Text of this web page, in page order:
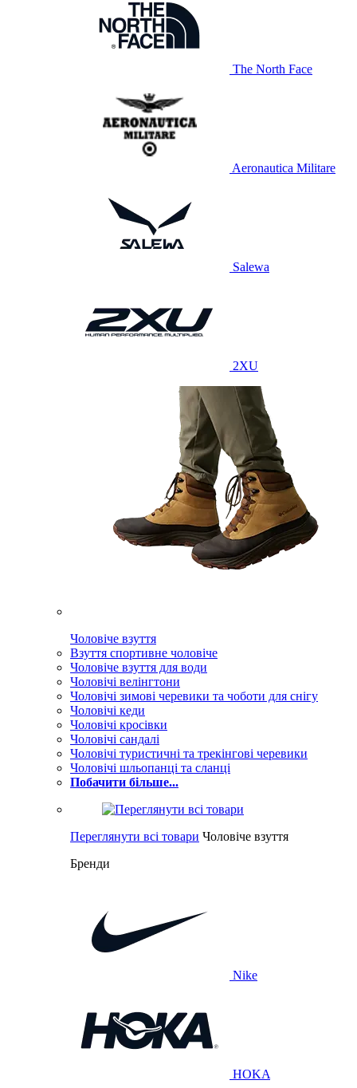
The North Face
Aeronautica Militare
Salewa
2XU
Чоловіче взуття
Взуття спортивне чоловіче
Чоловіче взуття для води
Чоловічі велінгтони
Чоловічі зимові черевики та чоботи для снігу
Чоловічі кеди
Чоловічі кросівки
Чоловічі сандалі
Чоловічі туристичні та трекінгові черевики
Чоловічі шльопанці та сланці
Побачити більше...
Переглянути всі товари Чоловіче взуття
Бренди
Nike
HOKA